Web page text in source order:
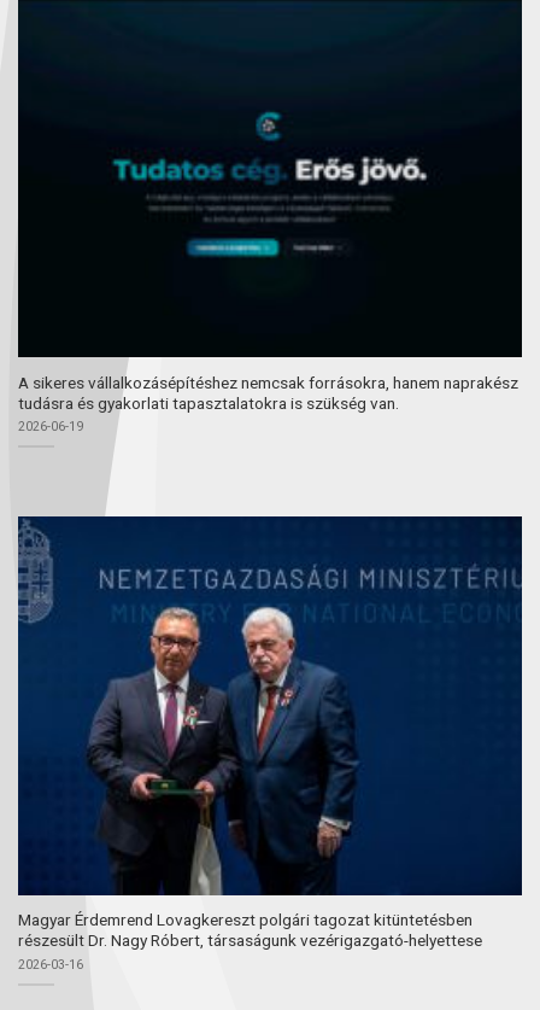
A sikeres vállalkozásépítéshez nemcsak forrásokra, hanem naprakész
tudásra és gyakorlati tapasztalatokra is szükség van.
2026-06-19
Magyar Érdemrend Lovagkereszt polgári tagozat kitüntetésben
részesült Dr. Nagy Róbert, társaságunk vezérigazgató-helyettese
2026-03-16